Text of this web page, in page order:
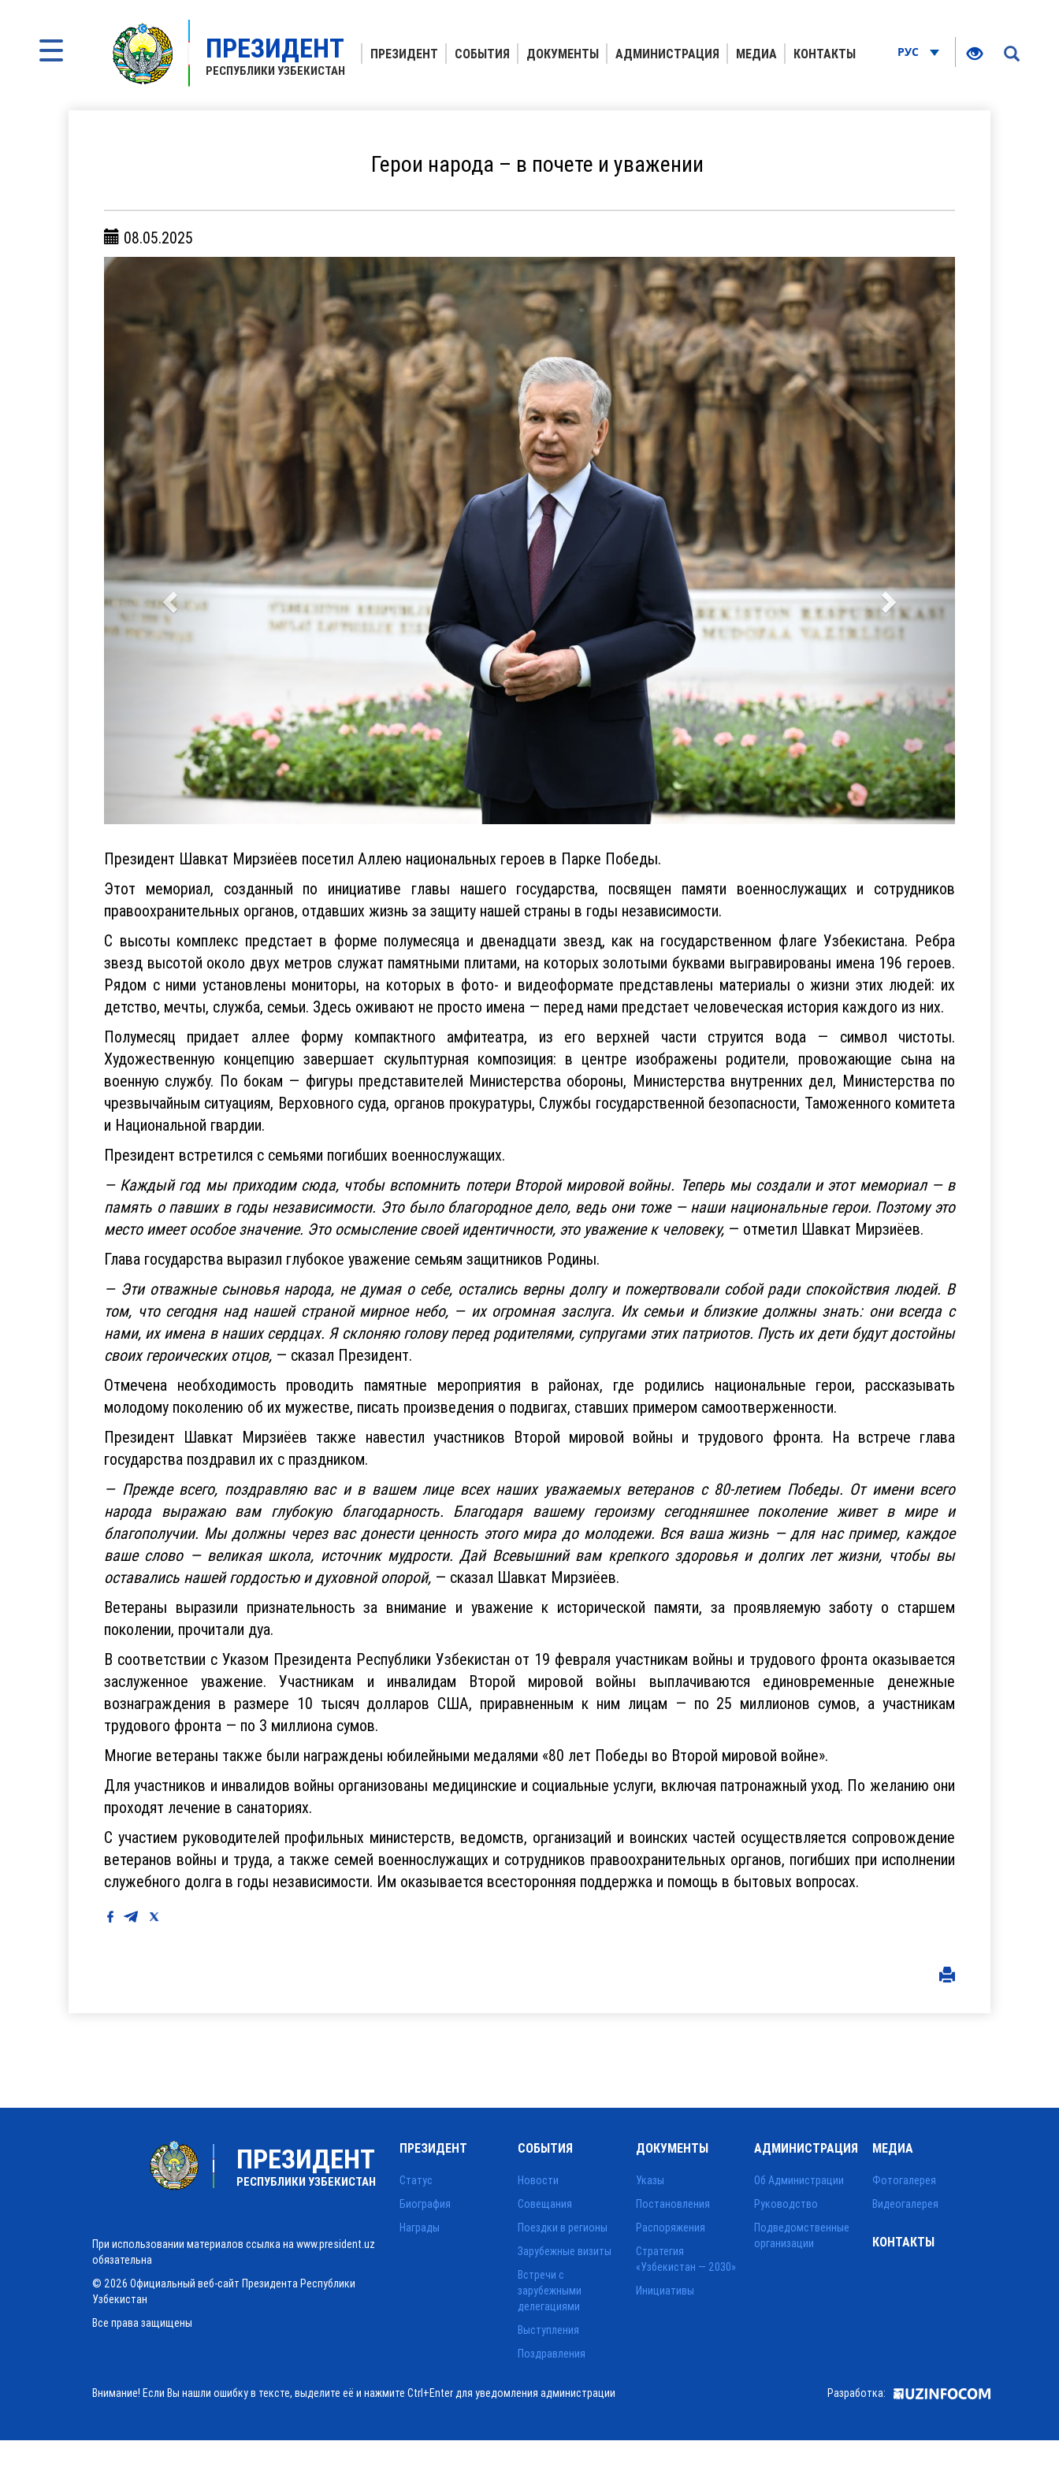
ПРЕЗИДЕНТ
РЕСПУБЛИКИ УЗБЕКИСТАН
ПРЕЗИДЕНТ СОБЫТИЯ ДОКУМЕНТЫ АДМИНИСТРАЦИЯ МЕДИА КОНТАКТЫ РУС
Герои народа – в почете и уважении
08.05.2025
Президент Шавкат Мирзиёев посетил Аллею национальных героев в Парке Победы.
Этот мемориал, созданный по инициативе главы нашего государства, посвящен памяти военнослужащих и сотрудников
правоохранительных органов, отдавших жизнь за защиту нашей страны в годы независимости.
С высоты комплекс предстает в форме полумесяца и двенадцати звезд, как на государственном флаге Узбекистана. Ребра
звезд высотой около двух метров служат памятными плитами, на которых золотыми буквами выгравированы имена 196 героев.
Рядом с ними установлены мониторы, на которых в фото- и видеоформате представлены материалы о жизни этих людей: их
детство, мечты, служба, семьи. Здесь оживают не просто имена — перед нами предстает человеческая история каждого из них.
Полумесяц придает аллее форму компактного амфитеатра, из его верхней части струится вода — символ чистоты.
Художественную концепцию завершает скульптурная композиция: в центре изображены родители, провожающие сына на
военную службу. По бокам — фигуры представителей Министерства обороны, Министерства внутренних дел, Министерства по
чрезвычайным ситуациям, Верховного суда, органов прокуратуры, Службы государственной безопасности, Таможенного комитета
и Национальной гвардии.
Президент встретился с семьями погибших военнослужащих.
— Каждый год мы приходим сюда, чтобы вспомнить потери Второй мировой войны. Теперь мы создали и этот мемориал — в
память о павших в годы независимости. Это было благородное дело, ведь они тоже — наши национальные герои. Поэтому это
место имеет особое значение. Это осмысление своей идентичности, это уважение к человеку, — отметил Шавкат Мирзиёев.
Глава государства выразил глубокое уважение семьям защитников Родины.
— Эти отважные сыновья народа, не думая о себе, остались верны долгу и пожертвовали собой ради спокойствия людей. В
том, что сегодня над нашей страной мирное небо, — их огромная заслуга. Их семьи и близкие должны знать: они всегда с
нами, их имена в наших сердцах. Я склоняю голову перед родителями, супругами этих патриотов. Пусть их дети будут достойны
своих героических отцов, — сказал Президент.
Отмечена необходимость проводить памятные мероприятия в районах, где родились национальные герои, рассказывать
молодому поколению об их мужестве, писать произведения о подвигах, ставших примером самоотверженности.
Президент Шавкат Мирзиёев также навестил участников Второй мировой войны и трудового фронта. На встрече глава
государства поздравил их с праздником.
— Прежде всего, поздравляю вас и в вашем лице всех наших уважаемых ветеранов с 80-летием Победы. От имени всего
народа выражаю вам глубокую благодарность. Благодаря вашему героизму сегодняшнее поколение живет в мире и
благополучии. Мы должны через вас донести ценность этого мира до молодежи. Вся ваша жизнь — для нас пример, каждое
ваше слово — великая школа, источник мудрости. Дай Всевышний вам крепкого здоровья и долгих лет жизни, чтобы вы
оставались нашей гордостью и духовной опорой, — сказал Шавкат Мирзиёев.
Ветераны выразили признательность за внимание и уважение к исторической памяти, за проявляемую заботу о старшем
поколении, прочитали дуа.
В соответствии с Указом Президента Республики Узбекистан от 19 февраля участникам войны и трудового фронта оказывается
заслуженное уважение. Участникам и инвалидам Второй мировой войны выплачиваются единовременные денежные
вознаграждения в размере 10 тысяч долларов США, приравненным к ним лицам — по 25 миллионов сумов, а участникам
трудового фронта — по 3 миллиона сумов.
Многие ветераны также были награждены юбилейными медалями «80 лет Победы во Второй мировой войне».
Для участников и инвалидов войны организованы медицинские и социальные услуги, включая патронажный уход. По желанию они
проходят лечение в санаториях.
С участием руководителей профильных министерств, ведомств, организаций и воинских частей осуществляется сопровождение
ветеранов войны и труда, а также семей военнослужащих и сотрудников правоохранительных органов, погибших при исполнении
служебного долга в годы независимости. Им оказывается всесторонняя поддержка и помощь в бытовых вопросах.
ПРЕЗИДЕНТ
РЕСПУБЛИКИ УЗБЕКИСТАН
При использовании материалов ссылка на www.president.uz
обязательна
© 2026 Официальный веб-сайт Президента Республики
Узбекистан
Все права защищены
ПРЕЗИДЕНТ
Статус
Биография
Награды
СОБЫТИЯ
Новости
Совещания
Поездки в регионы
Зарубежные визиты
Встречи с
зарубежными
делегациями
Выступления
Поздравления
ДОКУМЕНТЫ
Указы
Постановления
Распоряжения
Стратегия
«Узбекистан — 2030»
Инициативы
АДМИНИСТРАЦИЯ
Об Администрации
Руководство
Подведомственные
организации
МЕДИА
Фотогалерея
Видеогалерея
КОНТАКТЫ
Внимание! Если Вы нашли ошибку в тексте, выделите её и нажмите Ctrl+Enter для уведомления администрации Разработка: